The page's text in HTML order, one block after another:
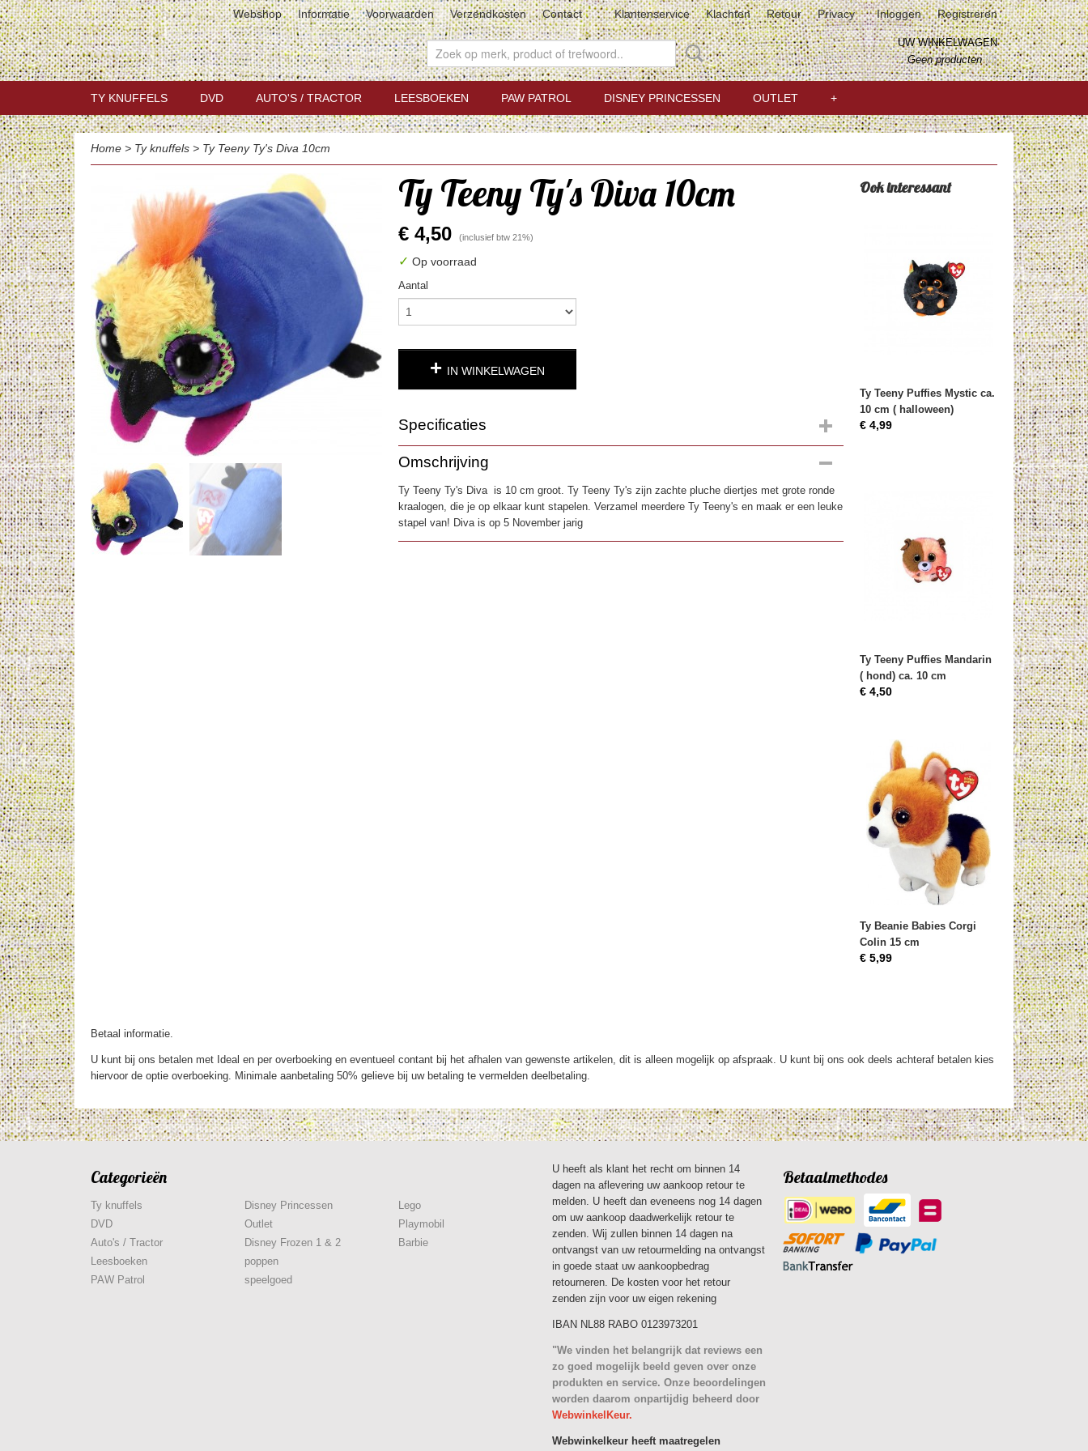
Webshop Informatie Voorwaarden Verzendkosten Contact Klantenservice Klachten Retour Privacy Inloggen Registreren
UW WINKELWAGEN
Geen producten(0)
TY KNUFFELS DVD AUTO'S / TRACTOR LEESBOEKEN PAW PATROL DISNEY PRINCESSEN OUTLET +
Home > Ty knuffels > Ty Teeny Ty's Diva 10cm
Ty Teeny Ty's Diva 10cm
€ 4,50 (inclusief btw 21%)
✓ Op voorraad
Aantal
IN WINKELWAGEN
Specificaties
Productcode
EAN code
Omschrijving
Ty Teeny Ty's Diva is 10 cm groot. Ty Teeny Ty's zijn zachte pluche diertjes met grote ronde
kraalogen, die je op elkaar kunt stapelen. Verzamel meerdere Ty Teeny's en maak er een leuke
stapel van! Diva is op 5 November jarig
Ook interessant
Ty Teeny Puffies Mystic ca.
10 cm ( halloween)
€ 4,99
Ty Teeny Puffies Mandarin
( hond) ca. 10 cm
€ 4,50
Ty Beanie Babies Corgi
Colin 15 cm
€ 5,99
Betaal informatie.
U kunt bij ons betalen met Ideal en per overboeking en eventueel contant bij het afhalen van gewenste artikelen, dit is alleen mogelijk op afspraak. U kunt bij ons ook deels achteraf betalen kies
hiervoor de optie overboeking. Minimale aanbetaling 50% gelieve bij uw betaling te vermelden deelbetaling.
Categorieën
Ty knuffels
DVD
Auto's / Tractor
Leesboeken
PAW Patrol
Disney Princessen
Outlet
Disney Frozen 1 & 2
poppen
speelgoed
Lego
Playmobil
Barbie
U heeft als klant het recht om binnen 14
dagen na aflevering uw aankoop retour te
melden. U heeft dan eveneens nog 14 dagen
om uw aankoop daadwerkelijk retour te
zenden. Wij zullen binnen 14 dagen na
ontvangst van uw retourmelding na ontvangst
in goede staat uw aankoopbedrag
retourneren. De kosten voor het retour
zenden zijn voor uw eigen rekening
IBAN NL88 RABO 0123973201
"We vinden het belangrijk dat reviews een
zo goed mogelijk beeld geven over onze
produkten en service. Onze beoordelingen
worden daarom onpartijdig beheerd door
WebwinkelKeur.
Webwinkelkeur heeft maatregelen
Betaalmethodes